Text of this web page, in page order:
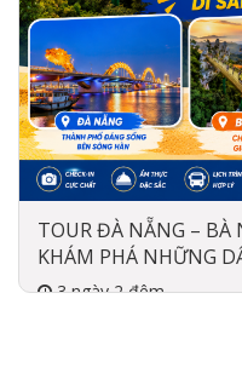
TOUR ĐÀ NẴNG –
KHÁM PHÁ NHỮNG
3 ngày 2 đêm